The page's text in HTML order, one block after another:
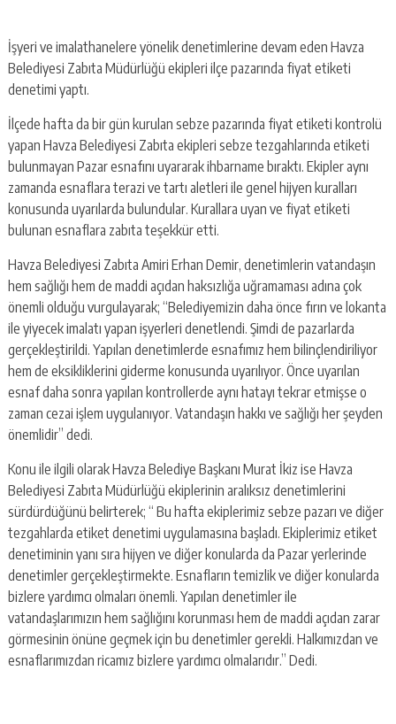
İşyeri ve imalathanelere yönelik denetimlerine devam eden Havza
Belediyesi Zabıta Müdürlüğü ekipleri ilçe pazarında fiyat etiketi
denetimi yaptı.
İlçede hafta da bir gün kurulan sebze pazarında fiyat etiketi kontrolü
yapan Havza Belediyesi Zabıta ekipleri sebze tezgahlarında etiketi
bulunmayan Pazar esnafını uyararak ihbarname bıraktı. Ekipler aynı
zamanda esnaflara terazi ve tartı aletleri ile genel hijyen kuralları
konusunda uyarılarda bulundular. Kurallara uyan ve fiyat etiketi
bulunan esnaflara zabıta teşekkür etti.
Havza Belediyesi Zabıta Amiri Erhan Demir, denetimlerin vatandaşın
hem sağlığı hem de maddi açıdan haksızlığa uğramaması adına çok
önemli olduğu vurgulayarak; “Belediyemizin daha önce fırın ve lokanta
ile yiyecek imalatı yapan işyerleri denetlendi. Şimdi de pazarlarda
gerçekleştirildi. Yapılan denetimlerde esnafımız hem bilinçlendiriliyor
hem de eksikliklerini giderme konusunda uyarılıyor. Önce uyarılan
esnaf daha sonra yapılan kontrollerde aynı hatayı tekrar etmişse o
zaman cezai işlem uygulanıyor. Vatandaşın hakkı ve sağlığı her şeyden
önemlidir” dedi.
Konu ile ilgili olarak Havza Belediye Başkanı Murat İkiz ise Havza
Belediyesi Zabıta Müdürlüğü ekiplerinin aralıksız denetimlerini
sürdürdüğünü belirterek; “ Bu hafta ekiplerimiz sebze pazarı ve diğer
tezgahlarda etiket denetimi uygulamasına başladı. Ekiplerimiz etiket
denetiminin yanı sıra hijyen ve diğer konularda da Pazar yerlerinde
denetimler gerçekleştirmekte. Esnafların temizlik ve diğer konularda
bizlere yardımcı olmaları önemli. Yapılan denetimler ile
vatandaşlarımızın hem sağlığını korunması hem de maddi açıdan zarar
görmesinin önüne geçmek için bu denetimler gerekli. Halkımızdan ve
esnaflarımızdan ricamız bizlere yardımcı olmalarıdır.” Dedi.